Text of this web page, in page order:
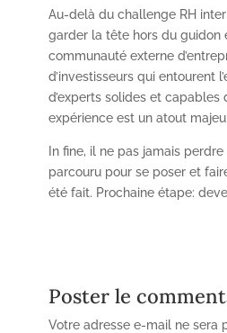
Au-delà du challenge RH
garder la tête hors du guidon
communauté externe
d’investisseurs qui entourent
d’experts solides et capables
expérience est un atout
In fine, il ne pas jamais
parcouru pour se poser et
été fait. Prochaine étape:
Poster le
Votre adresse e-mail ne sera